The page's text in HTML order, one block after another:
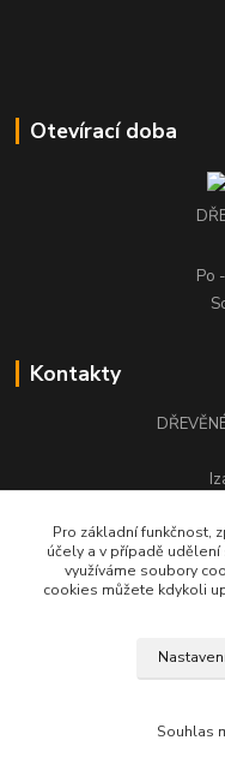
Otevírací doba
Po
Kontakty
DŘEVĚNÉ VÝROBKY
Pro základní funkčnost,
účely a v případě
využíváme soubory
cookies můžete kdykoli
Souhlas